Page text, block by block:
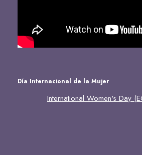
Día Internacional de la Mujer
International Women's Day